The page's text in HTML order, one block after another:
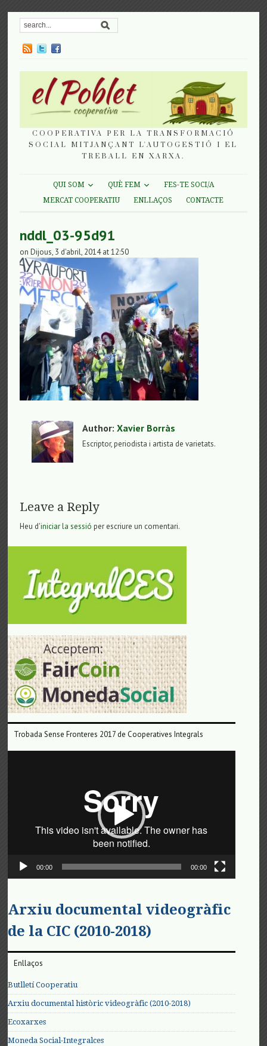
COOPERATIVA PER LA TRANSFORMACIÓ
SOCIAL MITJANÇANT L'AUTOGESTIÓ I EL
TREBALL EN XARXA.
QUI SOM QUÈ FEM
FES-TE SOCI/A
MERCAT COOPERATIU
ENLLAÇOS CONTACTE
nddl_03-95d91
on Dijous, 3 d'abril, 2014 at 12:50
Author:Xavier Borràs
Escriptor, periodista i artista de varietats.
Leave a Reply
Heu d'iniciar la sessió per escriure un comentari.
Trobada Sense Fronteres 2017 de Cooperatives Integrals
00:00 00:00
Arxiu documental videogràfic
de la CIC (2010-2018)
Enllaços
Butlletí Cooperatiu
Arxiu documental històric videogràfic (2010-2018)
Ecoxarxes
Moneda Social-Integralces